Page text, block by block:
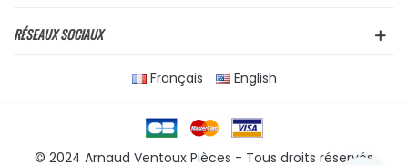
RÉSEAUX SOCIAUX
Français English
© 2024 Arnaud Ventoux Pièces - Tous droits réservés